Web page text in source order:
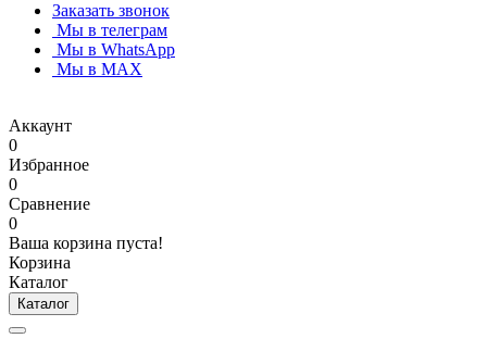
Заказать звонок
Мы в телеграм
Мы в WhatsApp
Мы в MAX
Аккаунт
0
Избранное
0
Сравнение
0
Ваша корзина пуста!
Корзина
Каталог
Каталог